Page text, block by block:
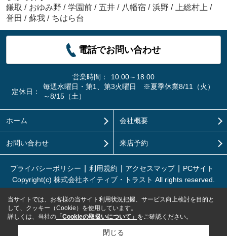
鎌取 / おゆみ野 / 学園前 / 五井 / 八幡宿 / 浜野 / 上総村上 /
誉田 / 蘇我 / ちはら台
電話でお問い合わせ
営業時間：
10:00～18:00
定休日：
毎週水曜日・第1、第3火曜日 ※夏季休業8/11（火）
～8/15（土）
ホーム 会社概要
お問い合わせ 来店予約
プライバシーポリシー 利用規約 アクセスマップ
PCサイト
Copyright(c) 株式会社ネイティブ・トラスト All rights reserved.
当サイトでは、お客様の当サイト利用状況把握、サービス向上検討を目的と
して、クッキー（Cookie）を使用しています。
詳しくは、当社の 「Cookieの取扱いについて」 をご確認ください。
閉じる